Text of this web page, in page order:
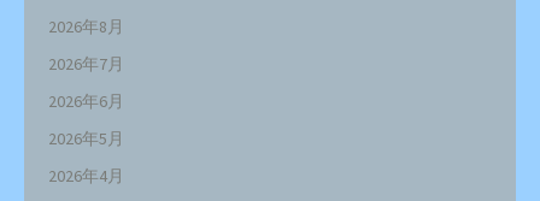
2026年8月
2026年7月
2026年6月
2026年5月
2026年4月